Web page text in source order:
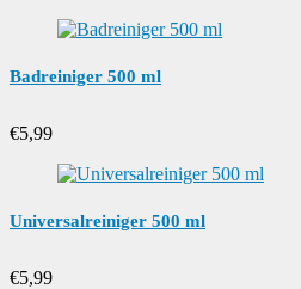
Badreiniger 500 ml
€5,99
Universalreiniger 500 ml
€5,99